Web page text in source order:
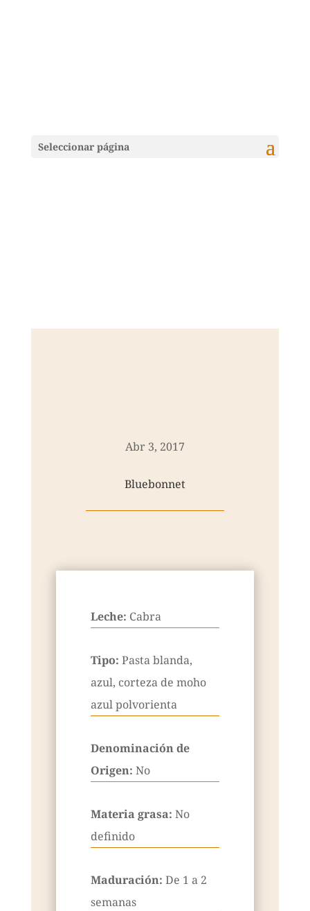
Seleccionar página
Abr 3, 2017
Bluebonnet
Leche: Cabra
Tipo: Pasta blanda,
azul, corteza de moho
azul polvorienta
Denominación de
Origen: No
Materia grasa: No
definido
Maduración: De 1 a 2
semanas